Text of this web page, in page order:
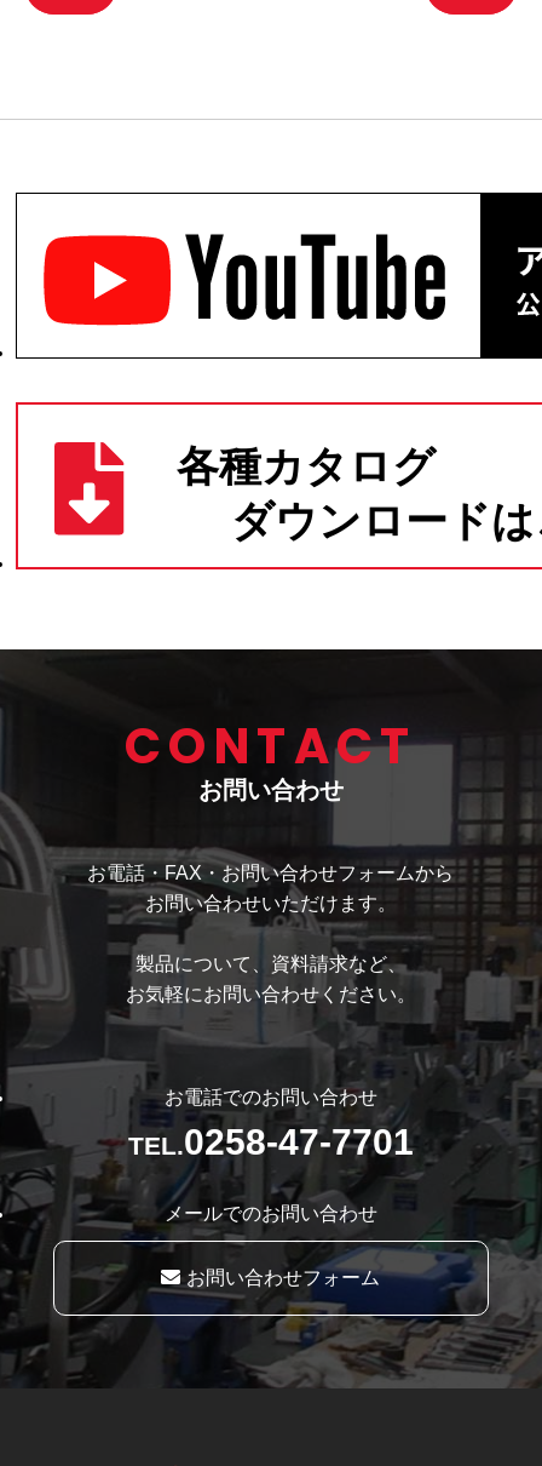
ー
CONTACT
お問い合わせ
お電話・FAX・お問い合わせフォームから
お問い合わせいただけます。
製品について、資料請求など、
お気軽にお問い合わせください。
お電話でのお問い合わせ
TEL.0258-47-7701
メールでのお問い合わせ
お問い合わせフォーム